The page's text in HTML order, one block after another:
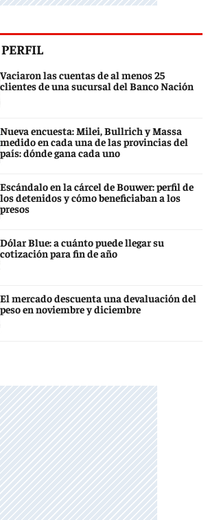
Vaciaron las cuentas de al menos 25
clientes de una sucursal del Banco Nación
Nueva encuesta: Milei, Bullrich y Massa
medido en cada una de las provincias del
país: dónde gana cada uno
Escándalo en la cárcel de Bouwer: perfil de
los detenidos y cómo beneficiaban a los
presos
Dólar Blue: a cuánto puede llegar su
cotización para fin de año
El mercado descuenta una devaluación del
peso en noviembre y diciembre